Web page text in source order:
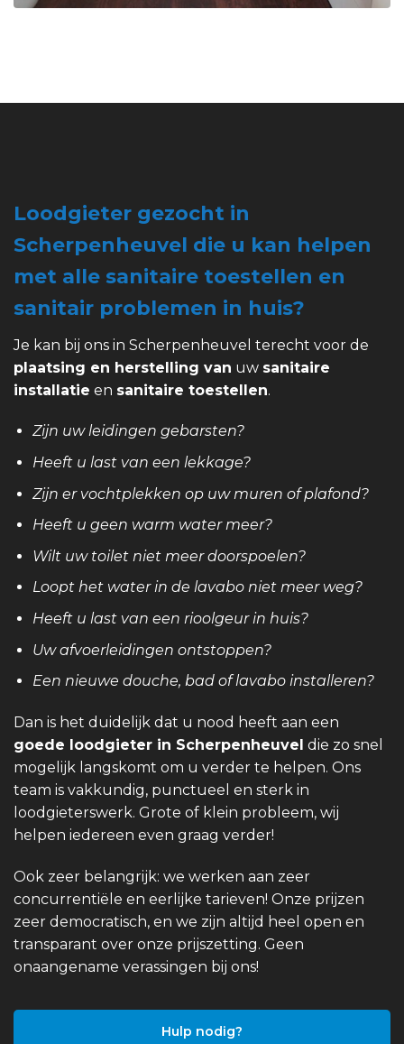
Loodgieter gezocht in
Scherpenheuvel die u kan helpen
met alle sanitaire toestellen en
sanitair problemen in huis?
Je kan bij ons in Scherpenheuvel terecht voor de
plaatsing en herstelling van uw sanitaire
installatie en sanitaire toestellen.
Zijn uw leidingen gebarsten?
Heeft u last van een lekkage?
Zijn er vochtplekken op uw muren of plafond?
Heeft u geen warm water meer?
Wilt uw toilet niet meer doorspoelen?
Loopt het water in de lavabo niet meer weg?
Heeft u last van een rioolgeur in huis?
Uw afvoerleidingen ontstoppen?
Een nieuwe douche, bad of lavabo installeren?
Dan is het duidelijk dat u nood heeft aan een
goede loodgieter in Scherpenheuvel die zo snel
mogelijk langskomt om u verder te helpen. Ons
team is vakkundig, punctueel en sterk in
loodgieterswerk. Grote of klein probleem, wij
helpen iedereen even graag verder!
Ook zeer belangrijk: we werken aan zeer
concurrentiële en eerlijke tarieven! Onze prijzen
zeer democratisch, en we zijn altijd heel open en
transparant over onze prijszetting. Geen
onaangename verassingen bij ons!
Hulp nodig?